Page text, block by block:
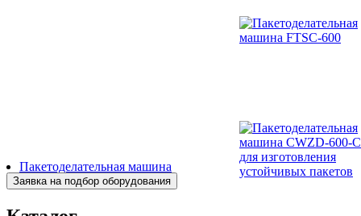
Пакетоделательная машина
BJAF+S 40*2M